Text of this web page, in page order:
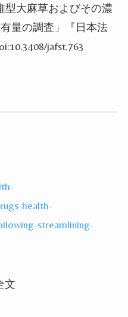
型大麻草およびその濃
量の調査」『日本法
jafst.763
health-
streamlining-
文